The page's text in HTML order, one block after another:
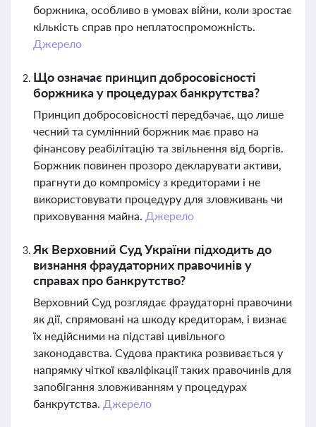
боржника, особливо в умовах війни, коли зростає
кількість справ про неплатоспроможність.
Джерело
Що означає принцип добросовісності
боржника у процедурах банкрутства?
Принцип добросовісності передбачає, що лише
чесний та сумлінний боржник має право на
фінансову реабілітацію та звільнення від боргів.
Боржник повинен прозоро декларувати активи,
прагнути до компромісу з кредиторами і не
використовувати процедуру для зловживань чи
приховування майна. Джерело
Як Верховний Суд України підходить до
визнання фраудаторних правочинів у
справах про банкрутство?
Верховний Суд розглядає фраудаторні правочини
як дії, спрямовані на шкоду кредиторам, і визнає
їх недійсними на підставі цивільного
законодавства. Судова практика розвивається у
напрямку чіткої кваліфікації таких правочинів для
запобігання зловживанням у процедурах
банкрутства. Джерело